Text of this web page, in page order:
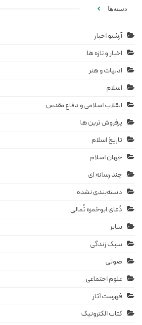
دسته‌ها
آرشیو اخبار
اخبار و تازه ها
ادبیات و هنر
اسلام
انقلاب اسلامی و دفاع مقدس
پرفروش ترین ها
تاریخ اسلام
جهان اسلام
چند رسانه ای
دسته‌بندی نشده
دُعای ابوحَمزه ثُمالی
سایر
سبک زندگی
صوتی
علوم اجتماعی
فهرست آثار
کتاب الکترونیک